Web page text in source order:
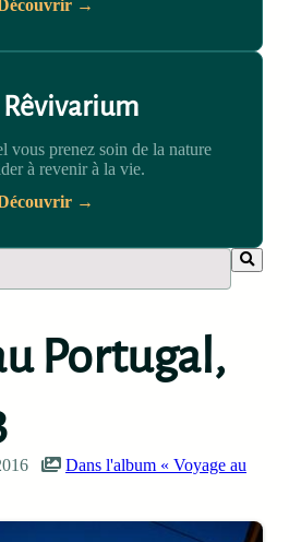
→
Rêvivarium
vous prenez soin de la nature
à revenir à la vie.
→
Portugal,
Dans l'album « Voyage au